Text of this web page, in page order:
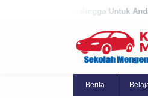
11 Daftar
Berita